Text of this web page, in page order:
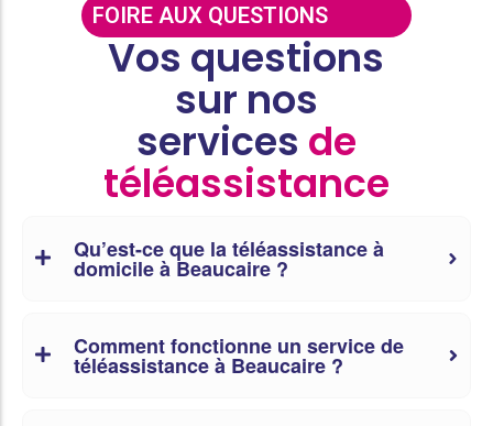
FOIRE AUX QUESTIONS
Vos questions
sur nos
services de
téléassistance
Qu’est-ce que la téléassistance à
domicile à Beaucaire ?
Comment fonctionne un service de
téléassistance à Beaucaire ?